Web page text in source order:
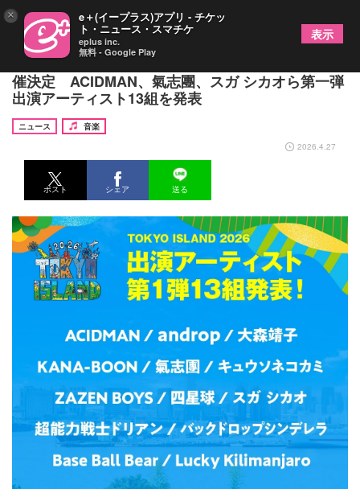
海の森公園にて『TOKYO ISLAND 2026』3DAYS開
催決定 ACIDMAN、氣志團、スガ シカオら第⼀弾
出演アーティスト13組を発表
ニュース
音楽
2026.4.27
ポスト シェア 送る
× e＋(イープラス)アプリ - チケッ
ト・ニュース・スマチケ
eplus inc.
無料 - Google Play
表示